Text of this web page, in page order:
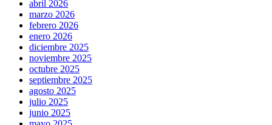
abril 2026
marzo 2026
febrero 2026
enero 2026
diciembre 2025
noviembre 2025
octubre 2025
septiembre 2025
agosto 2025
julio 2025
junio 2025